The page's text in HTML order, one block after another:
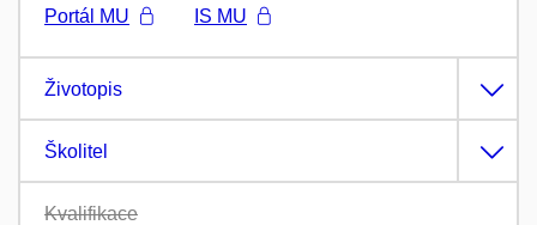
Portál MU
IS MU
Životopis
Školitel
Kvalifikace